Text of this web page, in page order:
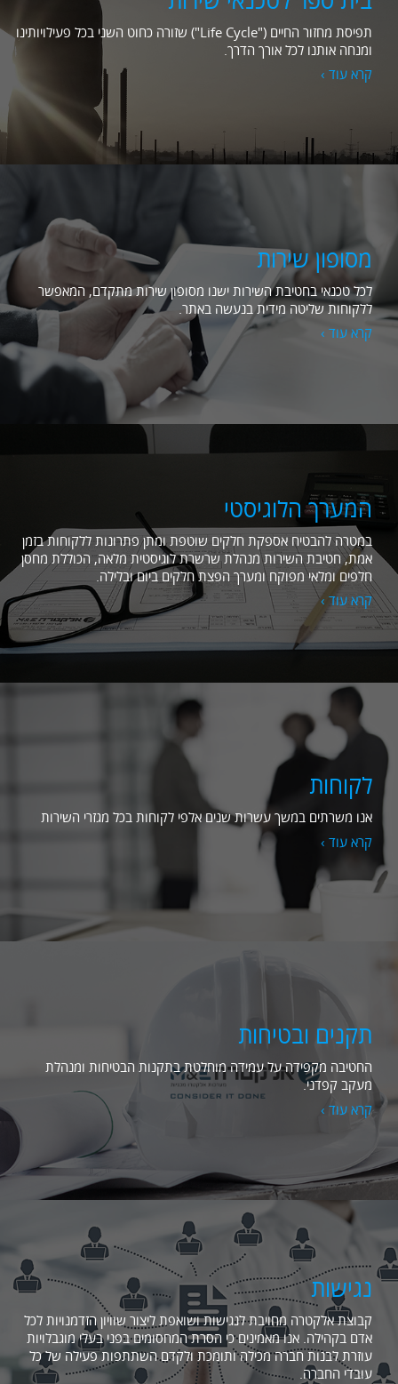
תפיסת מחזור החיים ("Life Cycle") שזורה כחוט השני בכל פעילויותינו
ומנחה אותנו לכל אורך הדרך.
קרא עוד ›
מסופון שירות
לכל טכנאי בחטיבת השירות ישנו מסופון שירות מתקדם, המאפשר
ללקוחות שליטה מידית בנעשה באתר.
קרא עוד ›
המערך הלוגיסטי
במטרה להבטיח אספקת חלקים שוטפת ומתן פתרונות ללקוחות בזמן
אמת, חטיבת השירות מנהלת שרשרת לוגיסטית מלאה, הכוללת מחסן
חלפים ומלאי מפוקח ומערך הפצת חלקים ביום ובלילה.
קרא עוד ›
לקוחות
אנו משרתים במשך עשרות שנים אלפי לקוחות בכל מגזרי השירות
קרא עוד ›
תקנים ובטיחות
החטיבה מקפידה על עמידה מוחלטת בתקנות הבטיחות ומנהלת
מעקב קפדני.
קרא עוד ›
נגישות
קבוצת אלקטרה מחויבת לנגישות ושואפת ליצור שוויון הזדמנויות לכל
אדם בקהילה. אנו מאמינים כי הסרת המחסומים בפני בעלי מוגבלויות
עוזרת לבנות חברה מכילה ותומכת ולקדם השתתפות פעילה של כל
עובדי החברה.